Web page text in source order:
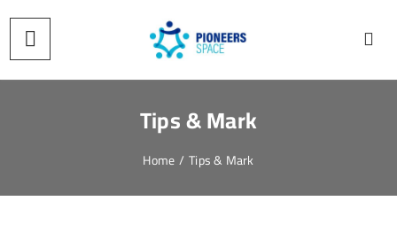
Tips & Mark
Home/ Tips & Mark